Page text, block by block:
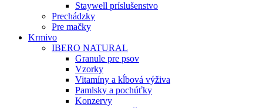
Staywell príslušenstvo
Prechádzky
Pre mačky
Krmivo
IBERO NATURAL
Granule pre psov
Vzorky
Vitamíny a kĺbová výživa
Pamlsky a pochúťky
Konzervy